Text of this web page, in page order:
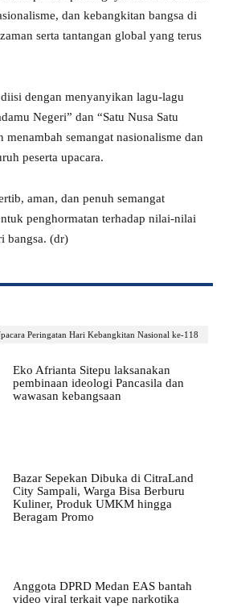
dan kebangkitan bangsa di
serta tantangan global yang terus
dengan menyanyikan lagu-lagu
Negeri” dan “Satu Nusa Satu
menambah semangat nasionalisme dan
peserta upacara.
aman, dan penuh semangat
penghormatan terhadap nilai-nilai
bangsa. (dr)
Peringatan Hari Kebangkitan Nasional ke-118
Eko Afrianta Sitepu laksanakan
pembinaan ideologi Pancasila dan
wawasan kebangsaan
Bazar Sepekan Dibuka di CitraLand
City Sampali, Warga Bisa Berburu
Kuliner, Produk UMKM hingga
Beragam Promo
Anggota DPRD Medan EAS bantah
video viral terkait vape narkotika